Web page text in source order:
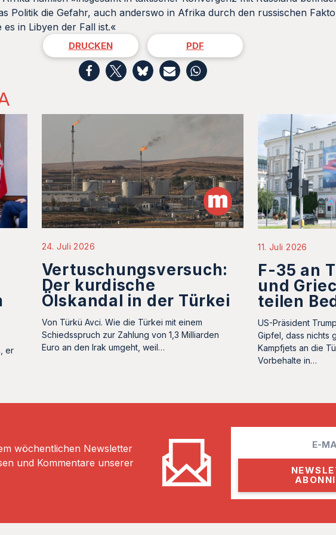
Politik die Gefahr, auch anderswo in Afrika durch den russischen
in Libyen der Fall ist.«
DRUCKEN PDF
er
24. Juli 2026
Vertuschungsversuch:
Der kurdische
Ölskandal in der Türkei
Von Türkü Avci. Wie die Türkei mit einem
Schiedsspruch zur Zahlung von 1,3 Milliarden
Euro an den Irak umgeht, weil…
11. Juli 2026
F-35 an
und
teilen
US-Präsident
Gipfel, dass nichts
Kampfjets an die
Vorbehalte in…
wöchentlichen Newsletter
und Kommentare unserer
l